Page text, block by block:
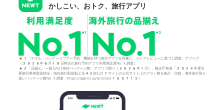
かしこい、おトク、旅行アプリ
*1「ホテル・パッケージツアー予約」機能を持つ旅行アプリを対象に、ストアレビューに基づく調査。アプリブ
（2025年6月18日時点の旅行予約アプリ利用満足度No.1調査）
*2「品揃え」＝個人向け海外パッケージ数。アプリブ調べ（2026年1月）。観光庁発表「2024年度主
要旅行業者取扱状況」海外旅行取扱額上位4社含む計7サイトの公式サイト上のプラン数を集計・比較。海外旅行取り
扱いパッケージ数No.1調査：https://app-liv.jp/articles/155712/